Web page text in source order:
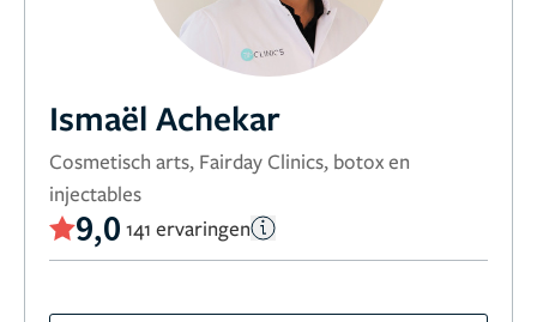
Ismaël Achekar
Cosmetisch arts, Fairday Clinics, botox en
injectables
9,0 141 ervaringen